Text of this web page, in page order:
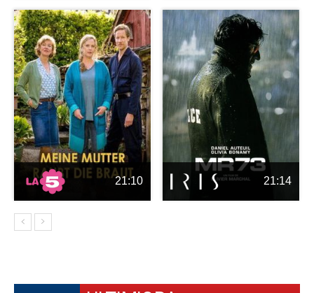
21:10 21:14